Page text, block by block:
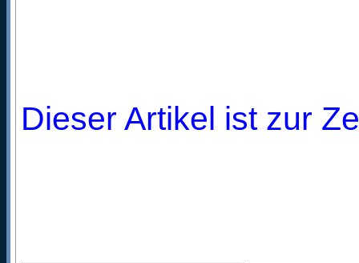
Dieser Artikel ist zur